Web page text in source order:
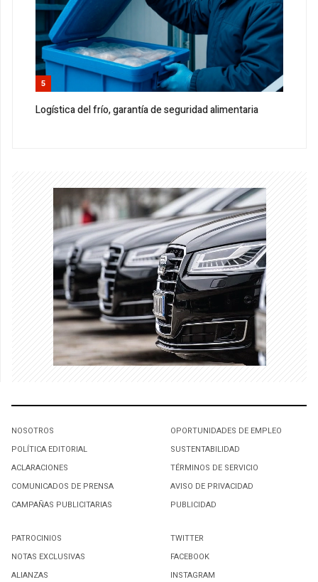
5
Logística del frío, garantía de seguridad alimentaria
NOSOTROS
POLÍTICA EDITORIAL
ACLARACIONES
COMUNICADOS DE PRENSA
CAMPAÑAS PUBLICITARIAS
OPORTUNIDADES DE EMPLEO
SUSTENTABILIDAD
TÉRMINOS DE SERVICIO
AVISO DE PRIVACIDAD
PUBLICIDAD
PATROCINIOS
NOTAS EXCLUSIVAS
ALIANZAS
TWITTER
FACEBOOK
INSTAGRAM